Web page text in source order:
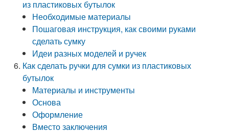
из пластиковых бутылок
Необходимые материалы
Пошаговая инструкция, как своими руками
сделать сумку
Идеи разных моделей и ручек
Как сделать ручки для сумки из пластиковых
бутылок
Материалы и инструменты
Основа
Оформление
Вместо заключения